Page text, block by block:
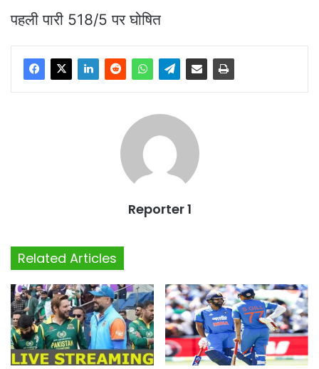
पहली पारी 518/5 पर घोषित
Reporter 1
Related Articles